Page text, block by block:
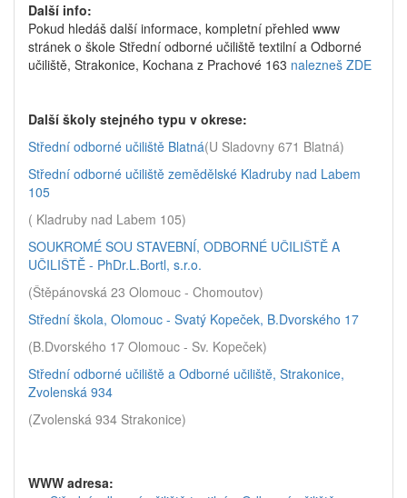
Další info:
Pokud hledáš další informace, kompletní přehled www
stránek o škole Střední odborné učiliště textilní a Odborné
učiliště, Strakonice, Kochana z Prachové 163 nalezneš ZDE
Další školy stejného typu v okrese:
Střední odborné učiliště Blatná(U Sladovny 671 Blatná)
Střední odborné učiliště zemědělské Kladruby nad Labem
105
( Kladruby nad Labem 105)
SOUKROMÉ SOU STAVEBNÍ, ODBORNÉ UČILIŠTĚ A
UČILIŠTĚ - PhDr.L.Bortl, s.r.o.
(Štěpánovská 23 Olomouc - Chomoutov)
Střední škola, Olomouc - Svatý Kopeček, B.Dvorského 17
(B.Dvorského 17 Olomouc - Sv. Kopeček)
Střední odborné učiliště a Odborné učiliště, Strakonice,
Zvolenská 934
(Zvolenská 934 Strakonice)
WWW adresa: